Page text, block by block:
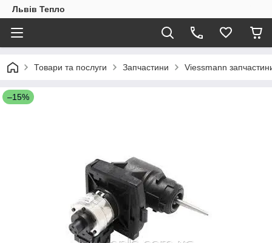
Львів Тепло
Товари та послуги Запчастини Viessmann
–15%